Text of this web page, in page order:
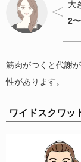
大
2
筋肉がつくと代謝が
性があります。
ワイドスクワッ